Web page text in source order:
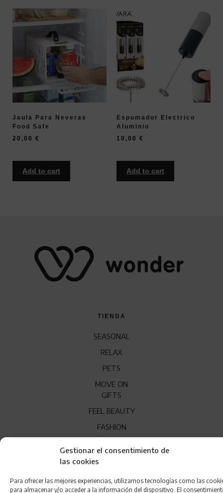
Gestionar el consentimiento de
las cookies
Para ofrecer las mejores experiencias, utilizamos tecnologías como las
para almacenar y/o acceder a la información del dispositivo. El
Jaula Para Neveras
Food Safe
20,00 €
Add to cart
Espumador Electrico
Aluminio
10,00 €
Add to cart
TIENDA
SEASONAL
RELAX
PETS
MOVE ON
GIFTS
FEEL BEAUTY
FASHION
WONDER
QUÍENES SOMOS